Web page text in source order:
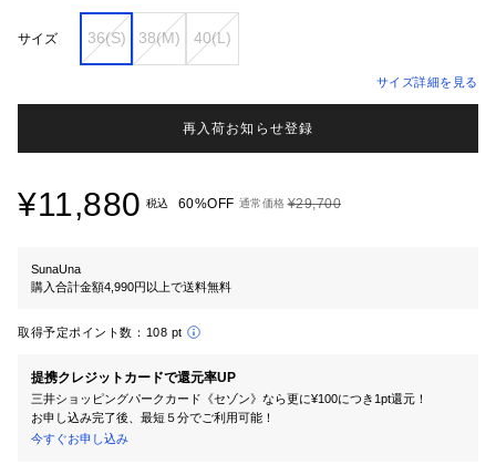
サイズ 36(S) 38(M) 40(L)
サイズ詳細を見る
再入荷お知らせ登録
¥11,880 税込 60%OFF 通常価格 ¥29,700
SunaUna
購入合計金額4,990円以上で送料無料
取得予定ポイント数： 108 pt
提携クレジットカードで還元率UP
三井ショッピングパークカード《セゾン》なら更に¥100につき1pt還元！
お申し込み完了後、最短５分でご利用可能！
今すぐお申し込み